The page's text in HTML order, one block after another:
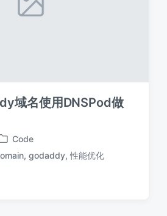
域名使用DNSPod做
Code
, godaddy,性能优化